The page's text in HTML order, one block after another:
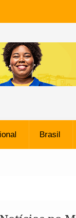
Brasil